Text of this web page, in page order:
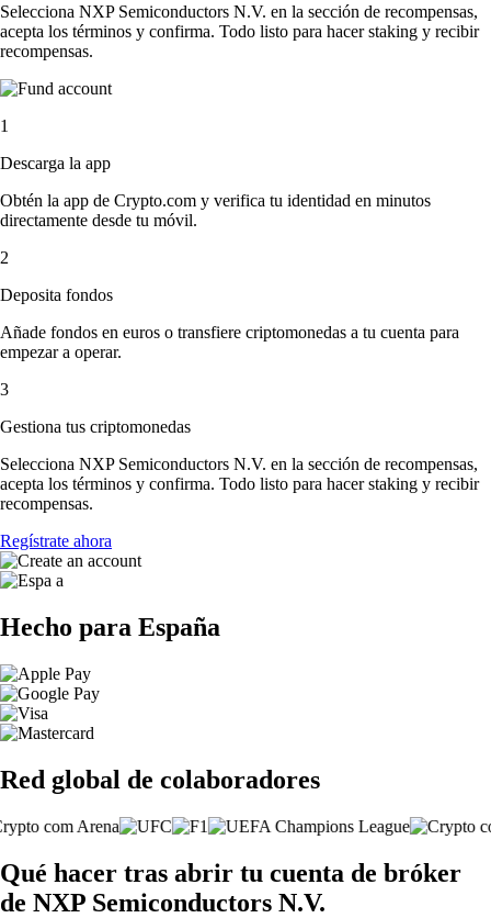
Selecciona NXP Semiconductors N.V. en la sección de recompensas,
acepta los términos y confirma. Todo listo para hacer staking y recibir
recompensas.
1
Descarga la app
Obtén la app de Crypto.com y verifica tu identidad en minutos
directamente desde tu móvil.
2
Deposita fondos
Añade fondos en euros o transfiere criptomonedas a tu cuenta para
empezar a operar.
3
Gestiona tus criptomonedas
Selecciona NXP Semiconductors N.V. en la sección de recompensas,
acepta los términos y confirma. Todo listo para hacer staking y recibir
recompensas.
Regístrate ahora
Hecho para España
Red global de colaboradores
Qué hacer tras abrir tu cuenta de bróker
de NXP Semiconductors N.V.